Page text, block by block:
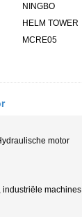
NINGBO
HELM TOWER
MCRE05
motor
industriële machines